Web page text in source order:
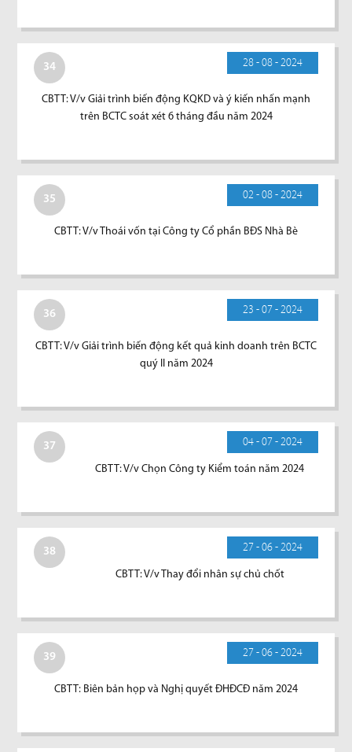
34 28 - 08 - 2024
CBTT: V/v Giải trình biến động KQKD và ý kiến nhấn mạnh
trên BCTC soát xét 6 tháng đầu năm 2024
35 02 - 08 - 2024
CBTT: V/v Thoái vốn tại Công ty Cổ phần BĐS Nhà Bè
36 23 - 07 - 2024
CBTT: V/v Giải trình biến động kết quả kinh doanh trên BCTC
quý II năm 2024
37 04 - 07 - 2024
CBTT: V/v Chọn Công ty Kiểm toán năm 2024
38 27 - 06 - 2024
CBTT: V/v Thay đổi nhân sự chủ chốt
39 27 - 06 - 2024
CBTT: Biên bản họp và Nghị quyết ĐHĐCĐ năm 2024